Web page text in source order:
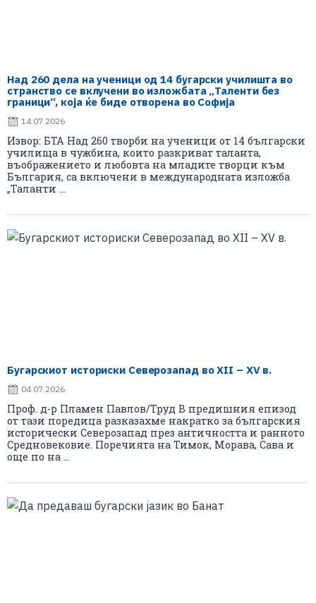
Над 260 дела на ученици од 14 бугарски училишта во
странство се вклучени во изложбата „Таленти без
граници“, која ќе биде отворена во Софија
14.07.2026
Извор: БТА Над 260 творби на ученици от 14 български
училища в чужбина, които разкриват таланта,
въображението и любовта на младите творци към
България, са включени в международната изложба
„Таланти ...
Бугарскиот историски Северозапад во XII – XV в.
04.07.2026
Проф. д-р Пламен Павлов/Труд В предишния епизод
от тази поредица разказахме накратко за българския
исторически Северозапад през античността и ранното
Средновековие. Поречията на Тимок, Морава, Сава и
още по на ...